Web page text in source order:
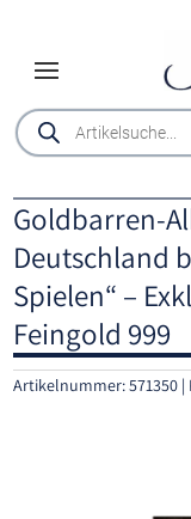
Products
search
Goldbarren-
Deutschland
Spielen“ –
Feingold 999
Artikelnummer:571350